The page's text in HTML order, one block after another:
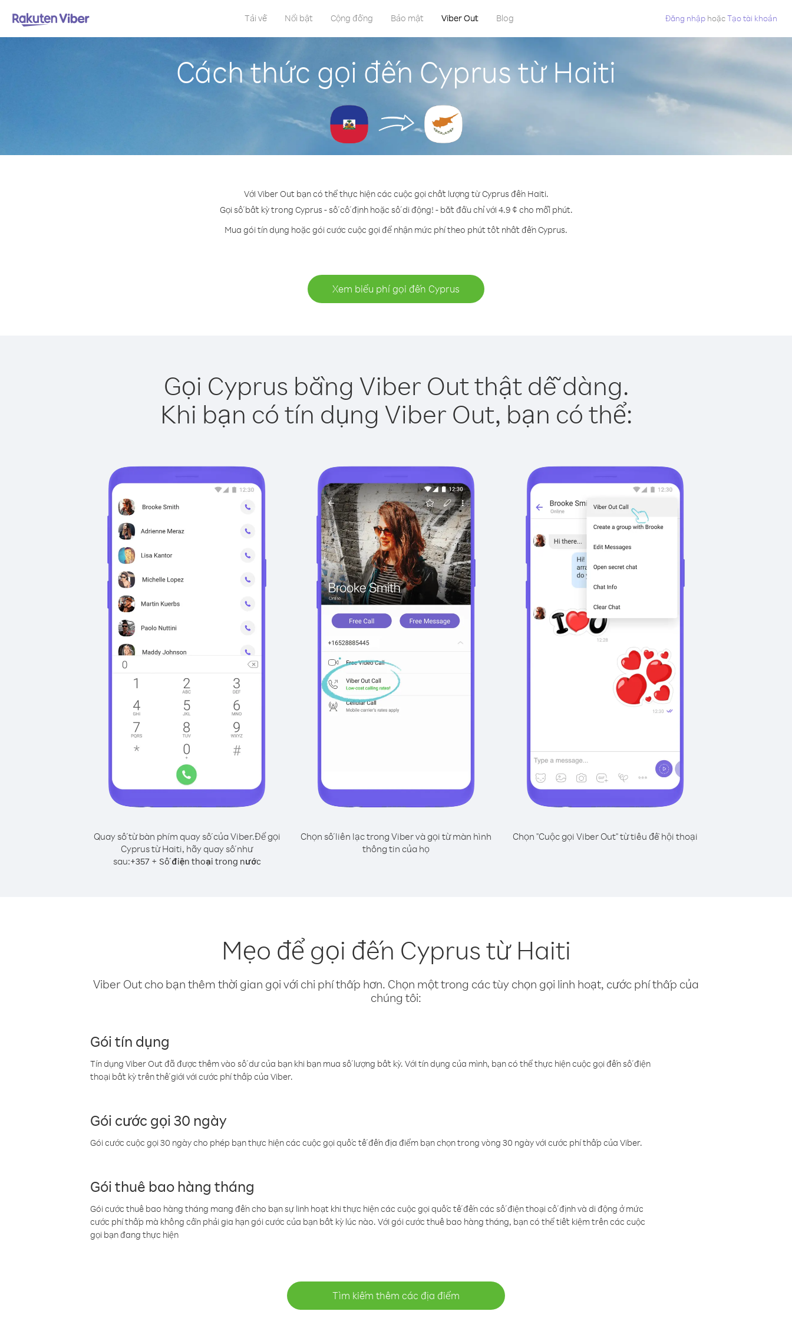
Tải về Nổi bật Cộng đồng Bảo mật Viber Out Blog Đăng nhập hoặcTạo tài khoản
Cách thức gọi đến Cyprus từ Haiti
Với Viber Out bạn có thể thực hiện các cuộc gọi chất lượng từ Cyprus đến Haiti.
Gọi số bất kỳ trong Cyprus - số cố định hoặc số di động! - bắt đầu chỉ với 4.9 ¢ cho mỗi phút.
Mua gói tín dụng hoặc gói cước cuộc gọi để nhận mức phí theo phút tốt nhất đến Cyprus.
Xem biểu phí gọi đến Cyprus
Gọi Cyprus bằng Viber Out thật dễ dàng.
Khi bạn có tín dụng Viber Out, bạn có thể:
Quay số từ bàn phím quay số của Viber.Để gọi
Cyprus từ Haiti, hãy quay số như
sau:+357+ Số điện thoại trong nước
Chọn số liên lạc trong Viber và gọi từ màn hình
thông tin của họ
Chọn "Cuộc gọi Viber Out" từ tiêu đề hội thoại
Mẹo để gọi đến Cyprus từ Haiti
Viber Out cho bạn thêm thời gian gọi với chi phí thấp hơn. Chọn một trong các tùy chọn gọi linh hoạt, cước phí thấp của
chúng tôi:
Gói tín dụng
Tín dụng Viber Out đã được thêm vào số dư của bạn khi bạn mua số lượng bất kỳ. Với tín dụng của mình, bạn có thể thực hiện cuộc gọi đến số điện
thoại bất kỳ trên thế giới với cước phí thấp của Viber.
Gói cước gọi 30 ngày
Gói cước cuộc gọi 30 ngày cho phép bạn thực hiện các cuộc gọi quốc tế đến địa điểm bạn chọn trong vòng 30 ngày với cước phí thấp của Viber.
Gói thuê bao hàng tháng
Gói cước thuê bao hàng tháng mang đến cho bạn sự linh hoạt khi thực hiện các cuộc gọi quốc tế đến các số điện thoại cố định và di động ở mức
cước phí thấp mà không cần phải gia hạn gói cước của bạn bất kỳ lúc nào. Với gói cước thuê bao hàng tháng, bạn có thể tiết kiệm trên các cuộc
gọi bạn đang thực hiện
Tìm kiếm thêm các địa điểm